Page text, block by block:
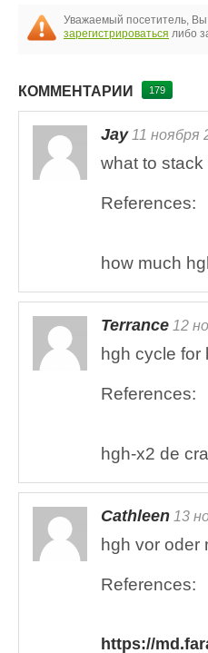
Уважаемый посетитель,
зарегистрироваться либо
КОММЕНТАРИИ 179
Jay11 ноября
what to stack
References:
how much
Terrance 12
hgh cycle for
References:
hgh-x2 de
Cathleen 13
hgh vor oder
References:
https://